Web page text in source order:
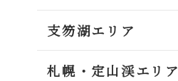
支笏湖エリア
札幌・定山渓エリア